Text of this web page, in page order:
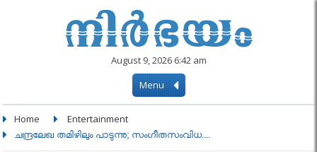
August 9, 2026 6:42 am
Menu
Home Entertainment
ചന്ദ്രലേഖ തമിഴിലും പാടുന്നു; സംഗീതസംവിധ....